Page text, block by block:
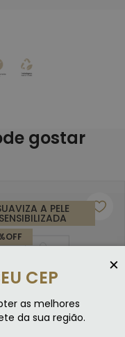
×
CEP
as melhores
da sua região.
gostar
A PELE
SENSIBILIZADA
OFF